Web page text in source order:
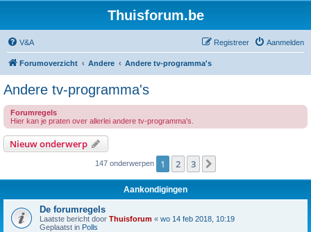
Thuisforum.be
V&A Aanmelden
Registreer
Forumoverzicht Andere Andere tv-programma's
Andere tv-programma's
Forumregels
Hier kan je praten over allerlei andere tv-programma's.
Nieuw onderwerp
147 onderwerpen 1 2 3
Aankondigingen
De forumregels
Laatste bericht door Thuisforum « wo 14 feb 2018, 10:19
Geplaatst in Polls